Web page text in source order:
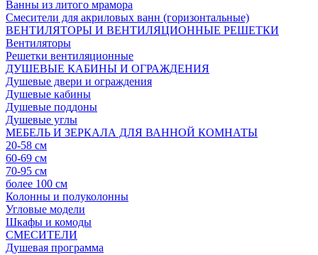
Ванны из литого мрамора
Смесители для акриловых ванн (горизонтальные)
ВЕНТИЛЯТОРЫ И ВЕНТИЛЯЦИОННЫЕ РЕШЕТКИ
Вентиляторы
Решетки вентиляционные
ДУШЕВЫЕ КАБИНЫ И ОГРАЖДЕНИЯ
Душевые двери и ограждения
Душевые кабины
Душевые поддоны
Душевые углы
МЕБЕЛЬ И ЗЕРКАЛА ДЛЯ ВАННОЙ КОМНАТЫ
20-58 см
60-69 см
70-95 см
более 100 см
Колонны и полуколонны
Угловые модели
Шкафы и комоды
СМЕСИТЕЛИ
Душевая программа